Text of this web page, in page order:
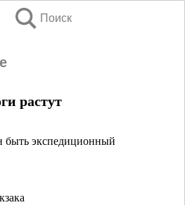
Поиск
растут
быть экспедиционный